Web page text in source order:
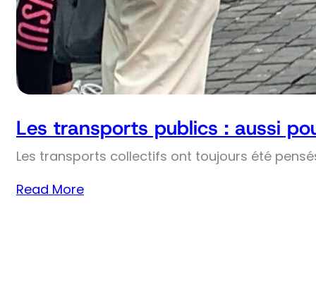
Les transports publics : aussi
Les transports collectifs ont toujours été
Read More